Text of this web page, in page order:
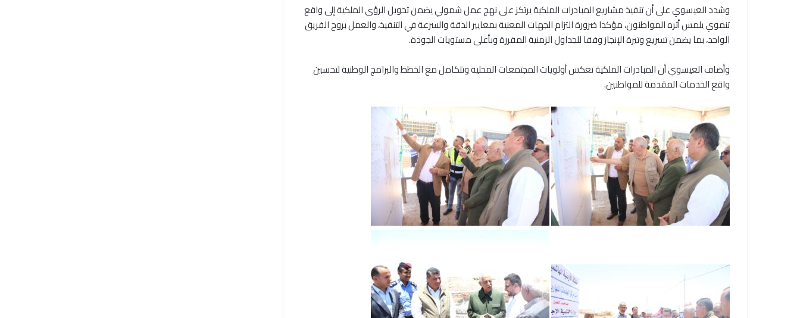
وشدد العيسوي على أن تنفيذ مشاريع المبادرات الملكية يرتكز على نهج عمل شمولي يضمن تحويل الرؤى الملكية إلى واقع
تنموي يلمس أثره المواطنون، مؤكدا ضرورة التزام الجهات المعنية بمعايير الدقة والسرعة في التنفيذ، والعمل بروح الفريق
الواحد، بما يضمن تسريع وتيرة الإنجاز وفقا للجداول الزمنية المقررة وبأعلى مستويات الجودة.
وأضاف العيسوي أن المبادرات الملكية تعكس أولويات المجتمعات المحلية وتتكامل مع الخطط والبرامج الوطنية لتحسين
واقع الخدمات المقدمة للمواطنين.